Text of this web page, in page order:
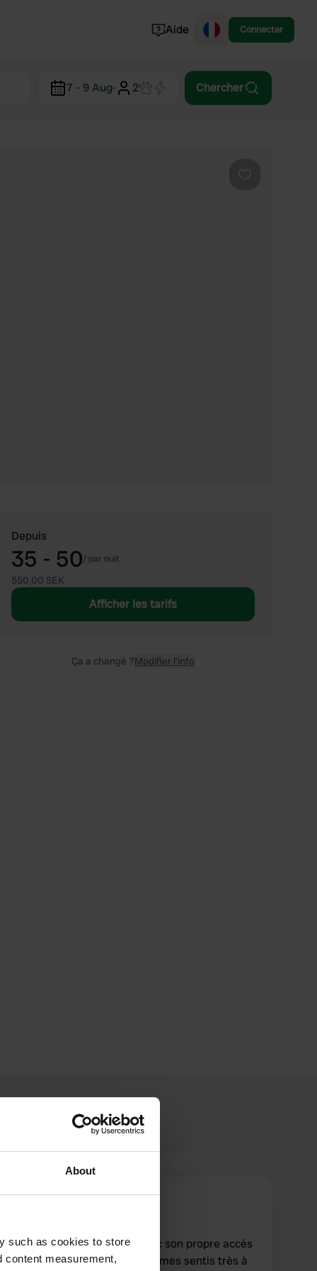
About
such as cookies to store
content measurement,
Aide Connecter
7 - 9 Aug· 2 Chercher
Depuis
35 - 50/ par nuit
550,00 SEK
Afficher les tarifs
Ça a changé ?Modifier l’info
Un petit camping sympa avec son propre accès
à la plage 😊. Nous nous sommes sentis très à